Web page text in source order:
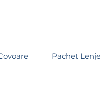
Pachet